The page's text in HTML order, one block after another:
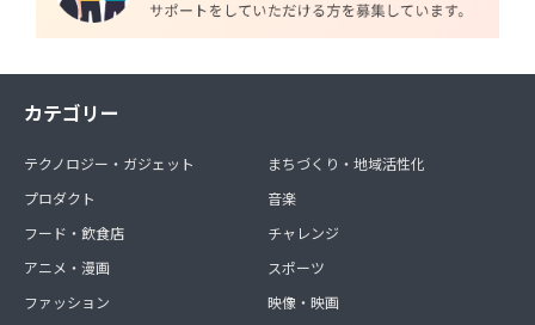
カテゴリー
テクノロジー・ガジェット
プロダクト
フード・飲食店
アニメ・漫画
ファッション
まちづくり・地域活性化
音楽
チャレンジ
スポーツ
映像・映画